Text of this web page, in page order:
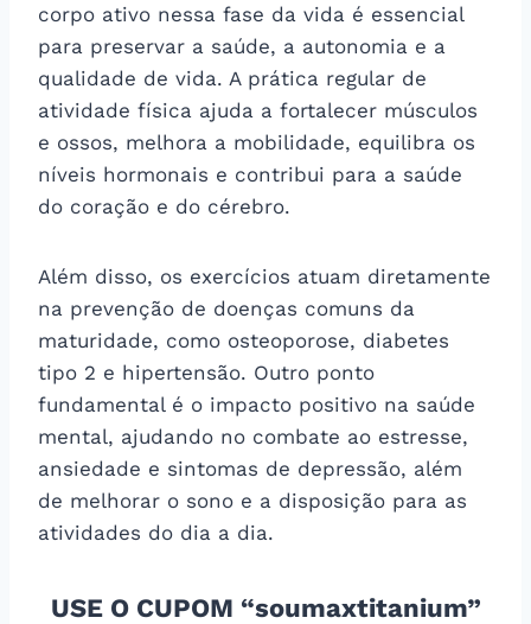
corpo ativo nessa fase da vida é essencial
para preservar a saúde, a autonomia e a
qualidade de vida. A prática regular de
atividade física ajuda a fortalecer músculos
e ossos, melhora a mobilidade, equilibra os
níveis hormonais e contribui para a saúde
do coração e do cérebro.
Além disso, os exercícios atuam diretamente
na prevenção de doenças comuns da
maturidade, como osteoporose, diabetes
tipo 2 e hipertensão. Outro ponto
fundamental é o impacto positivo na saúde
mental, ajudando no combate ao estresse,
ansiedade e sintomas de depressão, além
de melhorar o sono e a disposição para as
atividades do dia a dia.
USE O CUPOM “soumaxtitanium”